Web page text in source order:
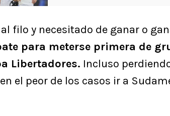
al filo y necesitado de ganar o
para meterse primera de
Libertadores. Incluso
el peor de los casos ir a